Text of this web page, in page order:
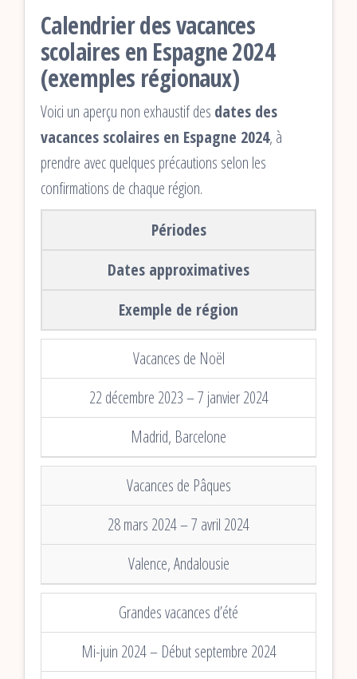
Calendrier des vacances
scolaires en Espagne 2024
(exemples régionaux)
Voici un aperçu non exhaustif des dates des
vacances scolaires en Espagne 2024, à
prendre avec quelques précautions selon les
confirmations de chaque région.
Périodes
Dates approximatives
Exemple de région
Vacances de Noël
22 décembre 2023 – 7 janvier 2024
Madrid, Barcelone
Vacances de Pâques
28 mars 2024 – 7 avril 2024
Valence, Andalousie
Grandes vacances d’été
Mi-juin 2024 – Début septembre 2024